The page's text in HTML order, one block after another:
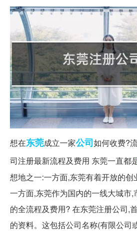
想在东莞成立一家公司如何收费?
司注册最新流程及费用 东莞一直都
想地之一:一方面,东莞有着开放的创
一方面,东莞作为国内的一线大城市,
的全流程及费用? 在东莞注册公司,
的资料。这包括公司名称(有限公司